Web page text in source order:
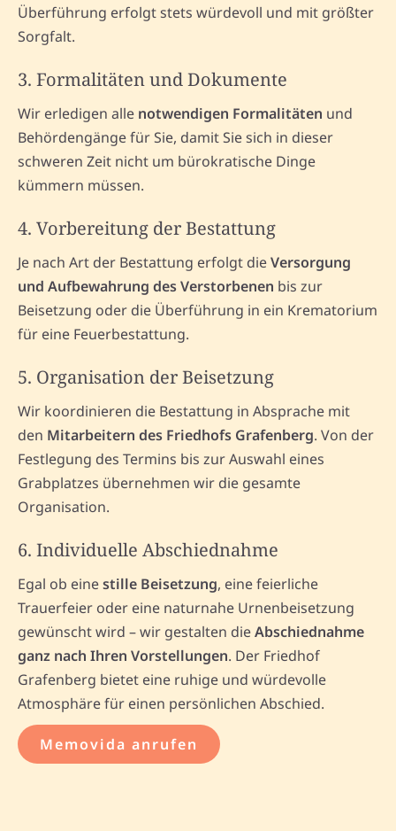
Überführung erfolgt stets würdevoll und mit größter
Sorgfalt.
3. Formalitäten und Dokumente
Wir erledigen alle notwendigen Formalitäten und
Behördengänge für Sie, damit Sie sich in dieser
schweren Zeit nicht um bürokratische Dinge
kümmern müssen.
4. Vorbereitung der Bestattung
Je nach Art der Bestattung erfolgt dieVersorgung
und Aufbewahrung des Verstorbenen bis zur
Beisetzung oder die Überführung in ein Krematorium
für eine Feuerbestattung.
5. Organisation der Beisetzung
Wir koordinieren die Bestattung in Absprache mit
den Mitarbeitern des Friedhofs Grafenberg. Von der
Festlegung des Termins bis zur Auswahl eines
Grabplatzes übernehmen wir die gesamte
Organisation.
6. Individuelle Abschiednahme
Egal ob einestille Beisetzung, eine feierliche
Trauerfeier oder eine naturnahe Urnenbeisetzung
gewünscht wird – wir gestalten dieAbschiednahme
ganz nach Ihren Vorstellungen. Der Friedhof
Grafenberg bietet eine ruhige und würdevolle
Atmosphäre für einen persönlichen Abschied.
Memovida anrufen